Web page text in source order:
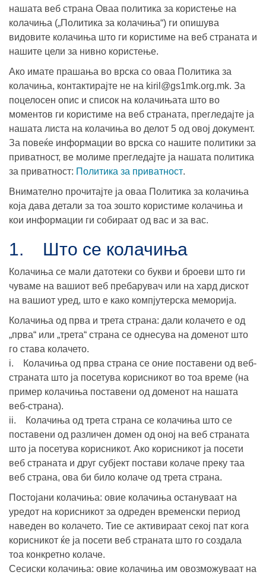
нашата веб страна Оваа политика за користење на
колачиња („Политика за колачиња“) ги опишува
видовите колачиња што ги користиме на веб страната и
нашите цели за нивно користење.
Ако имате прашања во врска со оваа Политика за
колачиња, контактирајте не на kiril@gs1mk.org.mk. За
поцелосен опис и список на колачињата што во
моментов ги користиме на веб страната, прегледајте ја
нашата листа на колачиња во делот 5 од овој документ.
За повеќе информации во врска со нашите политики за
приватност, ве молиме прегледајте ја нашата политика
за приватност: Политика за приватност.
Внимателно прочитајте ја оваа Политика за колачиња
која дава детали за тоа зошто користиме колачиња и
кои информации ги собираат од вас и за вас.
1. Што се колачиња
Колачиња се мали датотеки со букви и броеви што ги
чуваме на вашиот веб пребарувач или на хард дискот
на вашиот уред, што е како компјутерска меморија.
Колачиња од прва и трета страна: дали колачето е од
„прва“ или „трета“ страна се однесува на доменот што
го става колачето.
i. Колачиња од прва страна се оние поставени од веб-
страната што ја посетува корисникот во тоа време (на
пример колачиња поставени од доменот на нашата
веб-страна).
ii. Колачиња од трета страна се колачиња што се
поставени од различен домен од оној на веб страната
што ја посетува корисникот. Ако корисникот ја посети
веб страната и друг субјект постави колаче преку таа
веб страна, ова би било колаче од трета страна.
Постојани колачиња: овие колачиња остануваат на
уредот на корисникот за одреден временски период
наведен во колачето. Тие се активираат секој пат кога
корисникот ќе ја посети веб страната што го создала
тоа конкретно колаче.
Сесиски колачиња: овие колачиња им овозможуваат на